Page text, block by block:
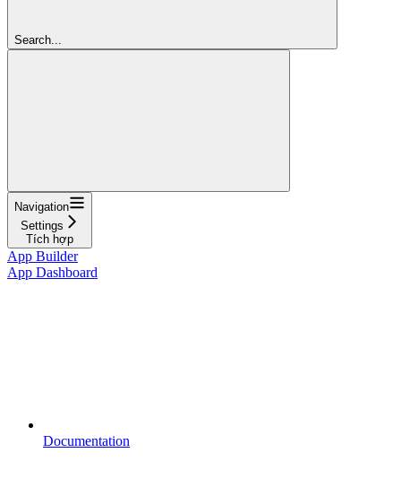
Search...
Navigation
Settings
Tích hợp
App Builder
App Dashboard
Documentation